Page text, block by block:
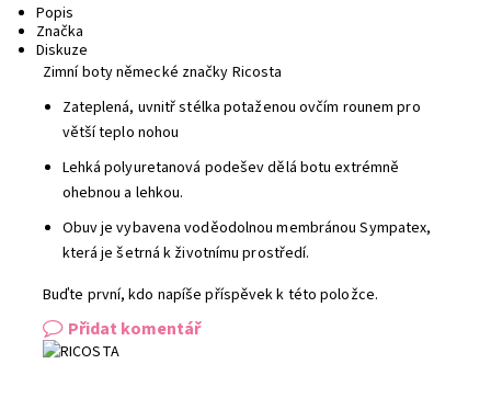
Popis
Značka
Diskuze
Zimní boty německé značky Ricosta
Zateplená, uvnitř stélka potaženou ovčím rounem pro
větší teplo nohou
Lehká polyuretanová podešev dělá botu extrémně
ohebnou a lehkou.
Obuv je vybavena voděodolnou membránou Sympatex,
která je šetrná k životnímu prostředí.
Buďte první, kdo napíše příspěvek k této položce.
Přidat komentář